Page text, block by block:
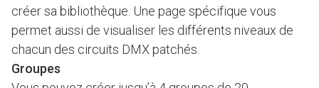
créer sa bibliothèque. Une page spécifique vous
permet aussi de visualiser les différents niveaux de
chacun des circuits DMX patchés.
Groupes